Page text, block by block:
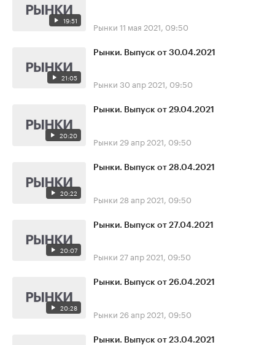
19:51 Рынки 11 мая 2021, 09:50
21:05
Рынки. Выпуск от 30.04.2021
Рынки 30 апр 2021, 09:50
20:20
Рынки. Выпуск от 29.04.2021
Рынки 29 апр 2021, 09:50
20:22
Рынки. Выпуск от 28.04.2021
Рынки 28 апр 2021, 09:50
20:07
Рынки. Выпуск от 27.04.2021
Рынки 27 апр 2021, 09:50
20:28
Рынки. Выпуск от 26.04.2021
Рынки 26 апр 2021, 09:50
Рынки. Выпуск от 23.04.2021